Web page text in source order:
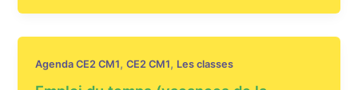
Agenda CE2 CM1,CE2 CM1, Les classes